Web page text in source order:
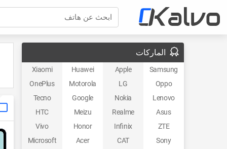
ابحث عن هاتف
الماركات
Samsung
Apple
Huawei
Xiaomi
Oppo
LG
Motorola
OnePlus
Lenovo
Nokia
Google
Tecno
Asus
Realme
Meizu
HTC
ZTE
Infinix
Honor
Vivo
Sony
CAT
Acer
Microsoft